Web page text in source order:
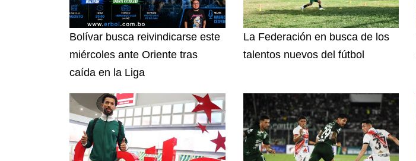
Bolívar busca reivindicarse este
miércoles ante Oriente tras
caída en la Liga
La Federación en busca de los
talentos nuevos del fútbol